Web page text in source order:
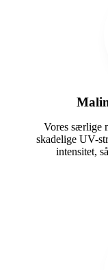
Vores særlige
skadelige UV-
intensitet,